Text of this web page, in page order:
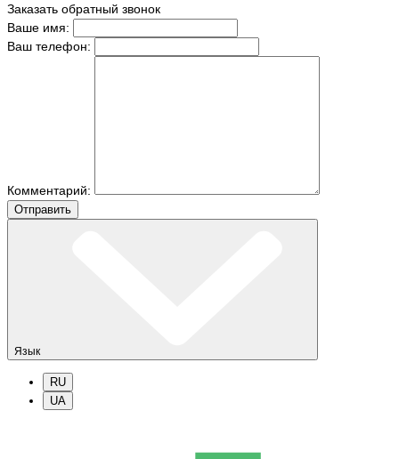
Заказать обратный звонок
Ваше имя:
Ваш телефон:
Комментарий:
Отправить
Язык
RU
UA